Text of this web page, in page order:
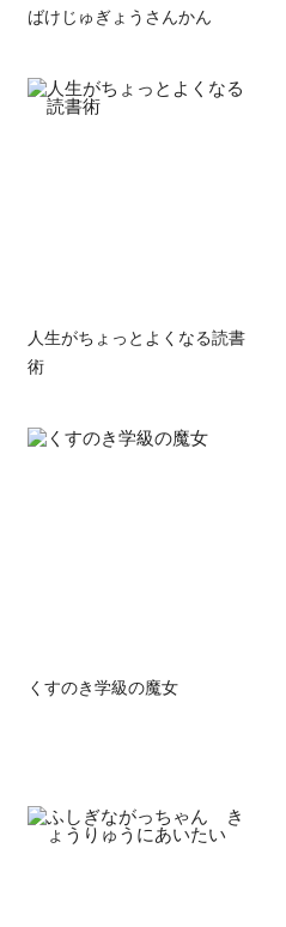
ばけじゅぎょうさんかん
人生がちょっとよくなる読書
術
くすのき学級の魔女